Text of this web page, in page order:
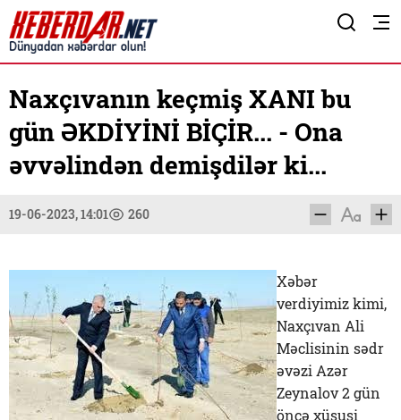
Naxçıvanın keçmiş XANI bu
gün ƏKDİYİNİ BİÇİR... - Ona
əvvəlindən demişdilər ki...
19-06-2023, 14:01 260
Xəbər
verdiyimiz kimi,
Naxçıvan Ali
Məclisinin sədr
əvəzi Azər
Zeynalov 2 gün
öncə xüsusi